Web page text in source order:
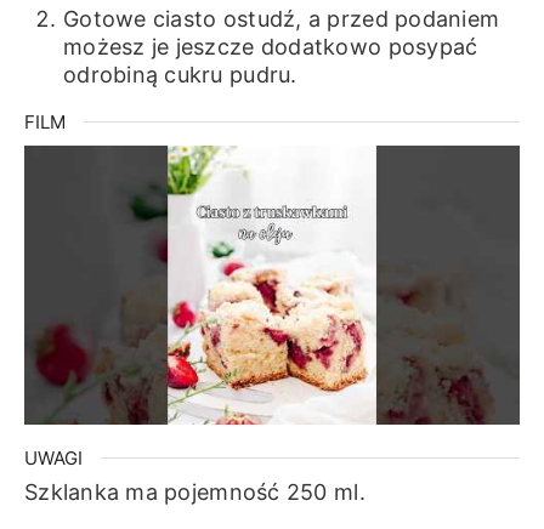
Gotowe ciasto ostudź, a przed podaniem
możesz je jeszcze dodatkowo posypać
odrobiną cukru pudru.
FILM
UWAGI
Szklanka ma pojemność 250 ml.